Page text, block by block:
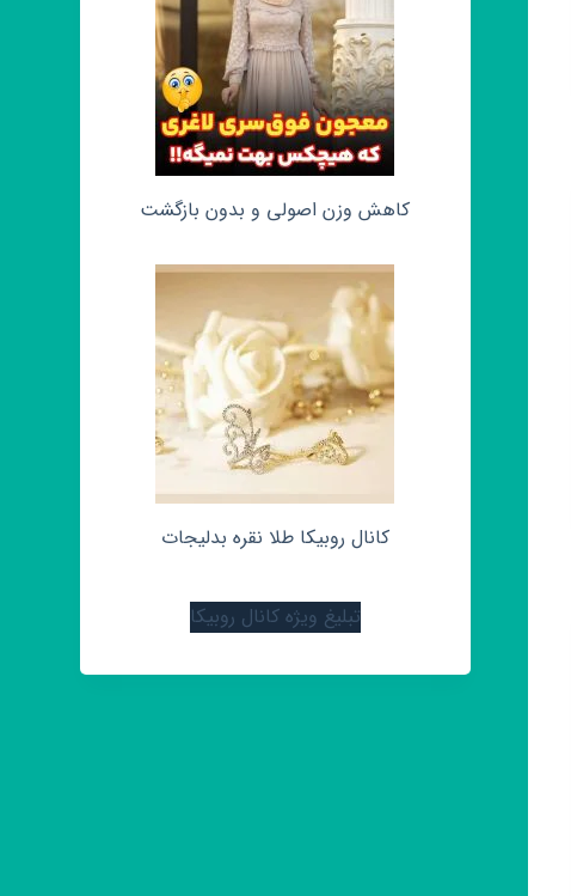
کاهش وزن اصولی و بدون بازگشت
کانال روبیکا طلا نقره بدلیجات
تبلیغ ویژه کانال روبیکا